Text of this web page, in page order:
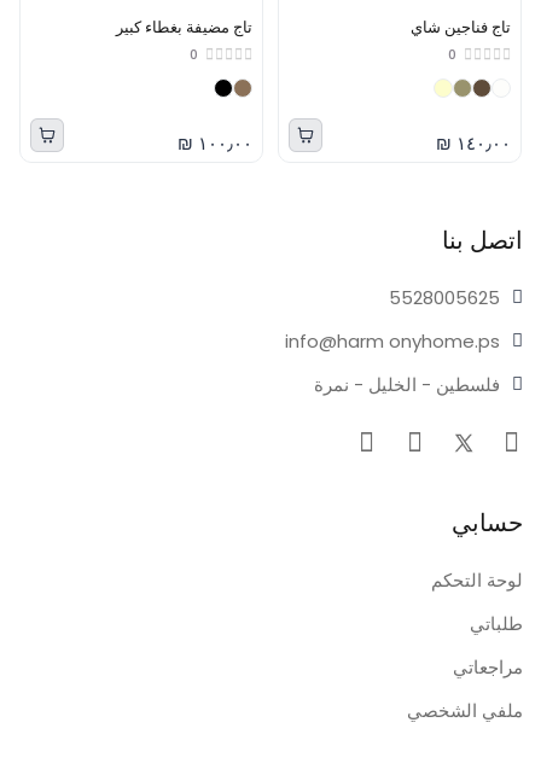
تاج فناجين شاي
0
١٤٠٫٠٠ ₪
تاج مضيفة بغطاء كبير
0
١٠٠٫٠٠ ₪
اتصل بنا
05625
55280
info@harm onyhome.ps
فلسطين - الخليل - نمرة
حسابي
لوحة التحكم
طلباتي
مراجعاتي
ملفي الشخصي